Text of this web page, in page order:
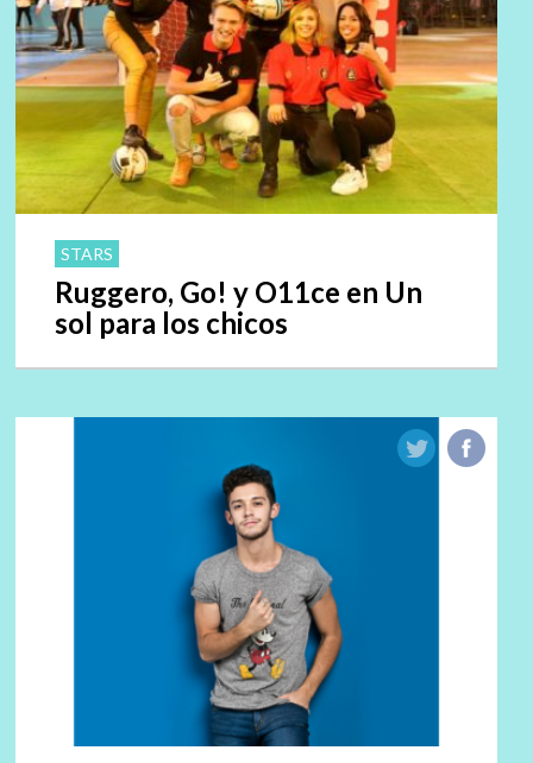
STARS
Ruggero, Go! y O11ce en Un
sol para los chicos